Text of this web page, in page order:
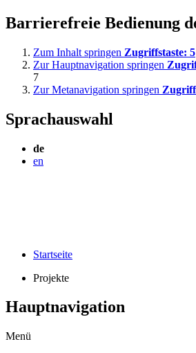
Barrierefreie Bedienung
Zum Inhalt springen Zugriffstaste: 5
Zur Hauptnavigation springen
7
Zur Metanavigation springen
Sprachauswahl
de
en
Startseite
Projekte
Hauptnavigation
Menü